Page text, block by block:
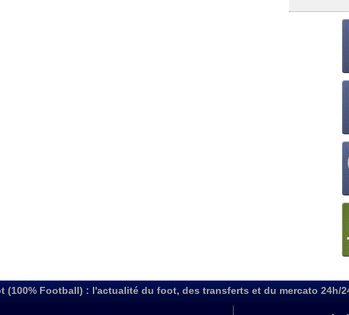
(100% Football) : l'actualité du foot, des transferts et du mercato 24h/